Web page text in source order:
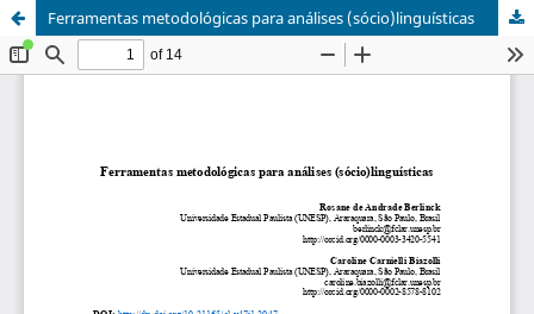
Ferramentas metodológicas para análises (sócio)linguísticas